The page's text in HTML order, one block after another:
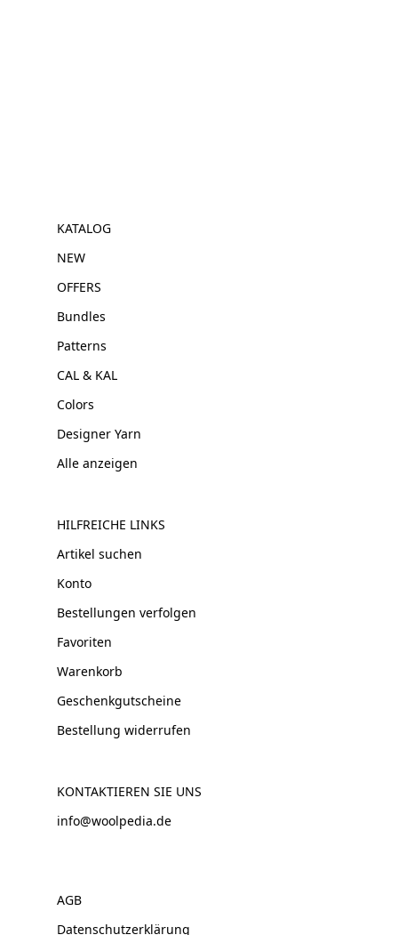
KATALOG
NEW
OFFERS
Bundles
Patterns
CAL & KAL
Colors
Designer Yarn
Alle anzeigen
HILFREICHE LINKS
Artikel suchen
Konto
Bestellungen verfolgen
Favoriten
Warenkorb
Geschenkgutscheine
Bestellung widerrufen
KONTAKTIEREN SIE UNS
info@woolpedia.de
AGB
Datenschutzerklärung